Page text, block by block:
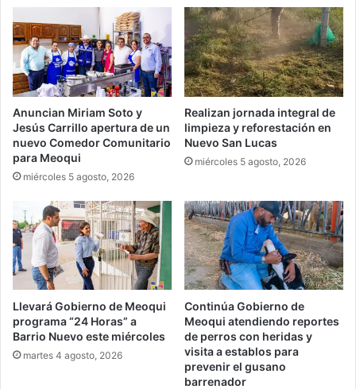
Anuncian Miriam Soto y
Jesús Carrillo apertura de un
nuevo Comedor Comunitario
para Meoqui
miércoles 5 agosto, 2026
Realizan jornada integral de
limpieza y reforestación en
Nuevo San Lucas
miércoles 5 agosto, 2026
Llevará Gobierno de Meoqui
programa “24 Horas” a
Barrio Nuevo este miércoles
martes 4 agosto, 2026
Continúa Gobierno de
Meoqui atendiendo reportes
de perros con heridas y
visita a establos para
prevenir el gusano
barrenador